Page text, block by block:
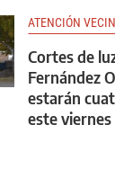
ATENCIÓN
Cortes de
Fernández
estarán
este viernes